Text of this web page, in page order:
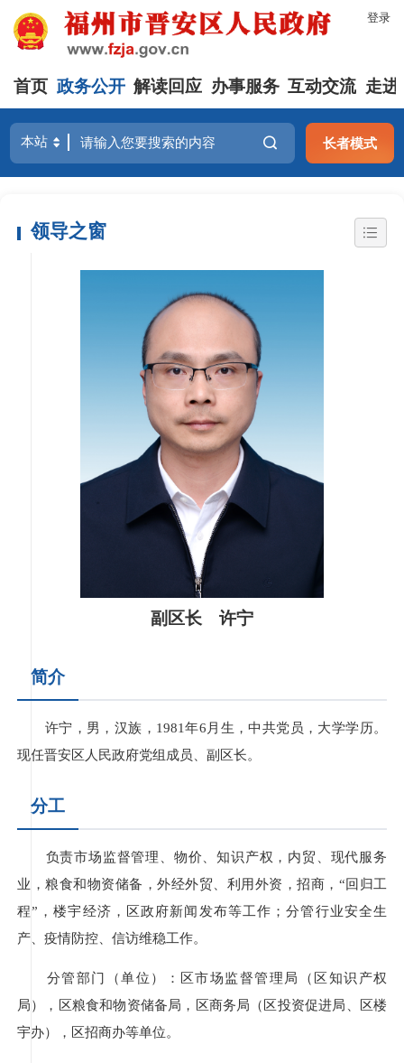
登录
首页 政务公开 解读回应 办事服务 互动交流 走进
长者模式
领导之窗
副区长 许宁
简介
许宁，男，汉族，1981年6月生，中共党员，大学学历。
现任晋安区人民政府党组成员、副区长。
分工
负责市场监督管理、物价、知识产权，内贸、现代服务
业，粮食和物资储备，外经外贸、利用外资，招商，“回归工
程”，楼宇经济，区政府新闻发布等工作；分管行业安全生
产、疫情防控、信访维稳工作。
分管部门（单位）：区市场监督管理局（区知识产权
局），区粮食和物资储备局，区商务局（区投资促进局、区楼
宇办），区招商办等单位。